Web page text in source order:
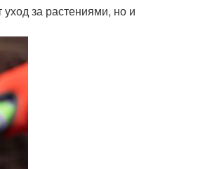
за растениями, но и